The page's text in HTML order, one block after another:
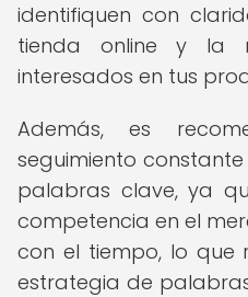
identifiquen con
tienda online y la
interesados en tus
Además, es
seguimiento
palabras clave, ya
competencia en el
con el tiempo, lo que
estrategia de